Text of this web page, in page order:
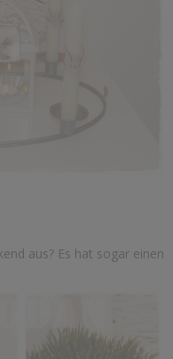
aus? Es hat sogar einen